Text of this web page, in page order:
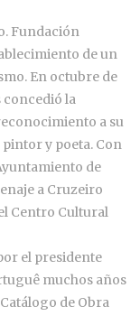
Fundación
de un
En octubre de
concedió la
a su
y poeta. Con
de
a Cruzeiro
Centro Cultural
el presidente
muchos años
de Obra